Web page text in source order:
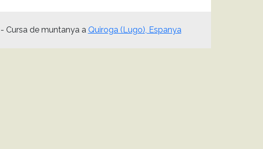
Cursa de muntanya a Quiroga (Lugo), Espanya